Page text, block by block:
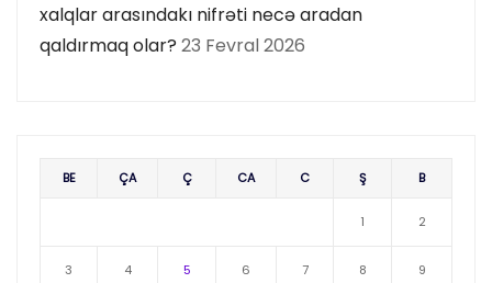
xalqlar arasındakı nifrəti necə aradan
qaldırmaq olar? 23 Fevral 2026
BE ÇA Ç CA C Ş B
1 2
3 4 5 6 7 8 9